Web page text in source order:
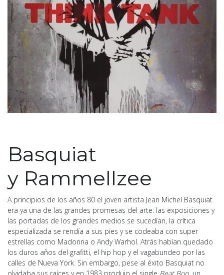
Basquiat
y Rammellzee
A principios de los años 80 el joven artista Jean Michel Basquiat
era ya una de las grandes promesas del arte: las exposiciones y
las portadas de los grandes medios se sucedían, la crítica
especializada se rendía a sus pies y se codeaba con super
estrellas como Madonna o Andy Warhol. Atrás habían quedado
los duros años del grafitti, el hip hop y el vagabundeo por las
calles de Nueva York. Sin embargo, pese al éxito Basquiat no